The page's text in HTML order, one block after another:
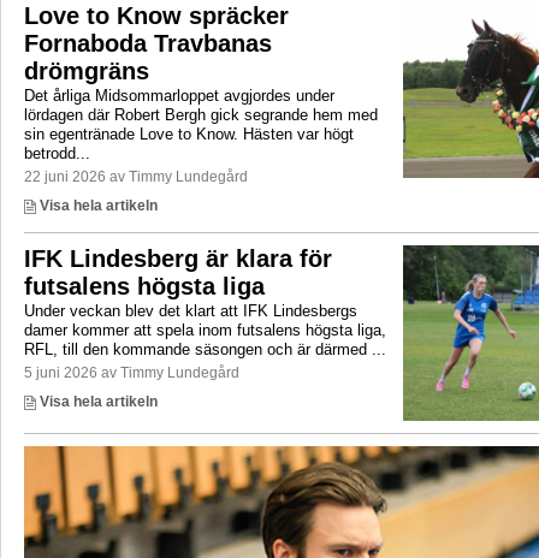
Love to Know spräcker
Fornaboda Travbanas
drömgräns
Det årliga Midsommarloppet avgjordes under
lördagen där Robert Bergh gick segrande hem med
sin egentränade Love to Know. Hästen var högt
betrodd...
22 juni 2026 av Timmy Lundegård
Visa hela artikeln
IFK Lindesberg är klara för
futsalens högsta liga
Under veckan blev det klart att IFK Lindesbergs
damer kommer att spela inom futsalens högsta liga,
RFL, till den kommande säsongen och är därmed ...
5 juni 2026 av Timmy Lundegård
Visa hela artikeln